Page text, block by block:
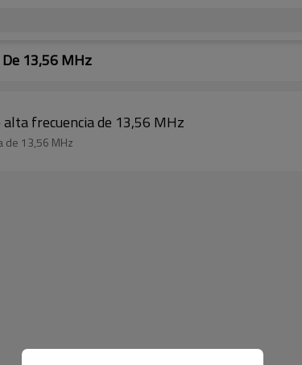
13,56 MHz
frecuencia de 13,56 MHz
de 13,56 MHz